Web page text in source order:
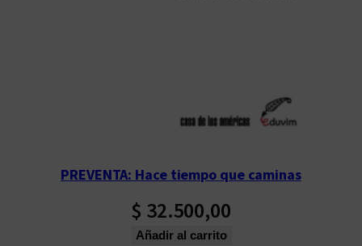
PREVENTA: Hace tiempo que caminas
$ 32.500,00
Añadir al carrito